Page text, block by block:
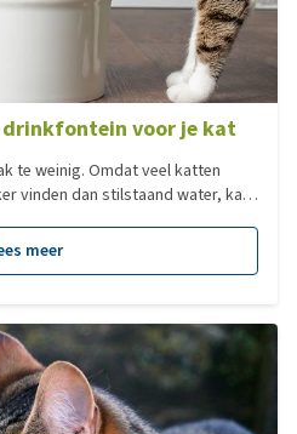
drinkfontein voor je kat
te weinig. Omdat veel katten
vinden dan stilstaand water, kan
van je kat, maar zorgt ook
gedurende de dag.
meer